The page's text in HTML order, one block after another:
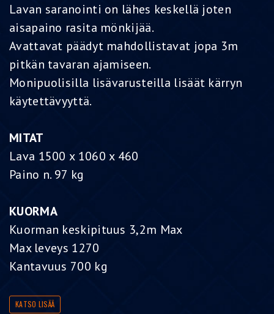
Lavan saranointi on lähes keskellä joten
aisapaino rasita mönkijää.
Avattavat päädyt mahdollistavat jopa 3m
pitkän tavaran ajamiseen.
Monipuolisilla lisävarusteilla lisäät kärryn
käytettävyyttä.
MITAT
Lava 1500 x 1060 x 460
Paino n. 97 kg
KUORMA
Kuorman keskipituus 3,2m Max
Max leveys 1270
Kantavuus 700 kg
KATSO LISÄÄ